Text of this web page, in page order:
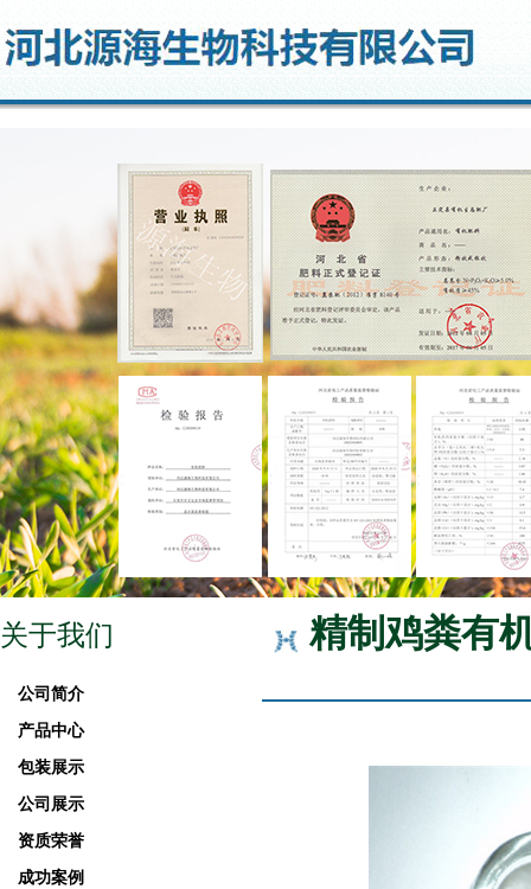
关于我们
公司简介
产品中心
包装展示
公司展示
资质荣誉
成功案例
精制鸡粪有